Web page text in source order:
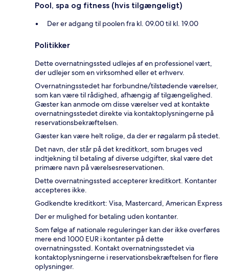
Pool, spa og fitness (hvis tilgængeligt)
Der er adgang til poolen fra kl. 09.00 til kl. 19.00
Politikker
Dette overnatningssted udlejes af en professionel vært,
der udlejer som en virksomhed eller et erhverv.
Overnatningsstedet har forbundne/tilstødende værelser,
som kan være til rådighed, afhængig af tilgængelighed.
Gæster kan anmode om disse værelser ved at kontakte
overnatningsstedet direkte via kontaktoplysningerne på
reservationsbekræftelsen.
Gæster kan være helt rolige, da der er røgalarm på stedet.
Det navn, der står på det kreditkort, som bruges ved
indtjekning til betaling af diverse udgifter, skal være det
primære navn på værelsesreservationen.
Dette overnatningssted accepterer kreditkort. Kontanter
accepteres ikke.
Godkendte kreditkort: Visa, Mastercard, American Express
Der er mulighed for betaling uden kontanter.
Som følge af nationale reguleringer kan der ikke overføres
mere end 1000 EUR i kontanter på dette
overnatningssted. Kontakt overnatningsstedet via
kontaktoplysningerne i reservationsbekræftelsen for flere
oplysninger.